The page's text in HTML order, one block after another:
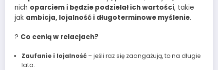
nich oparciem i będzie podzielał ich wartości, takie
jak ambicja, lojalność i długoterminowe myślenie.
? Co cenią w relacjach?
Zaufanie i lojalność– jeśli raz się zaangażują, to na długie
lata.